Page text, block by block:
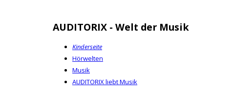
AUDITORIX - Welt der Musik
Kinderseite
Hörwelten
Musik
AUDITORIX liebt Musik